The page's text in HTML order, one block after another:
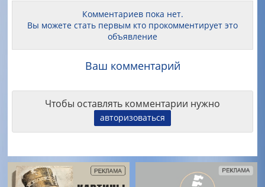
Комментариев пока нет.
Вы можете стать первым кто прокомментирует это
объявление
Ваш комментарий
Чтобы оставлять комментарии нужно
авторизоваться